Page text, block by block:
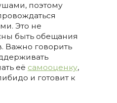
поэтому
Это не
быть обещания
Важно говорить
её самооценку,
и готовит к